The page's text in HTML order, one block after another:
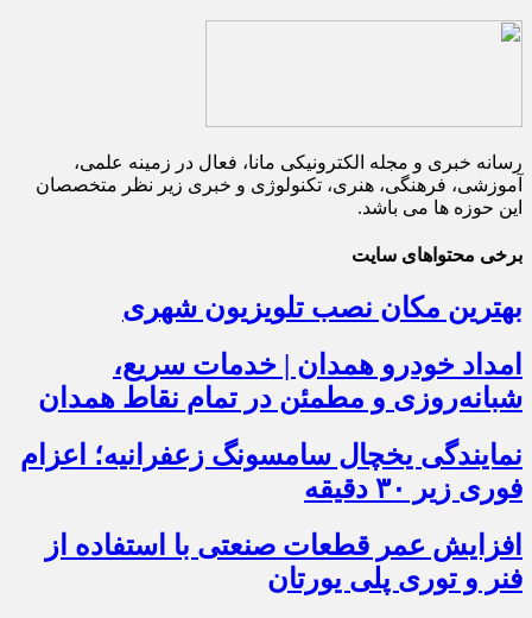
رسانه خبری و مجله الکترونیکی مانا، فعال در زمینه علمی،
آموزشی، فرهنگی، هنری، تکنولوژی و خبری زیر نظر متخصصان
این حوزه ها می باشد.
برخی محتواهای سایت
بهترین مکان نصب تلویزیون شهری
امداد خودرو همدان | خدمات سریع،
شبانه‌روزی و مطمئن در تمام نقاط همدان
نمایندگی یخچال سامسونگ زعفرانیه؛ اعزام
فوری زیر ۳۰ دقیقه
افزایش عمر قطعات صنعتی با استفاده از
فنر و توری پلی یورتان